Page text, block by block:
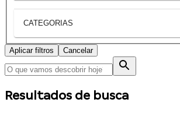
CATEGORIAS
Aplicar filtros Cancelar
Resultados de busca